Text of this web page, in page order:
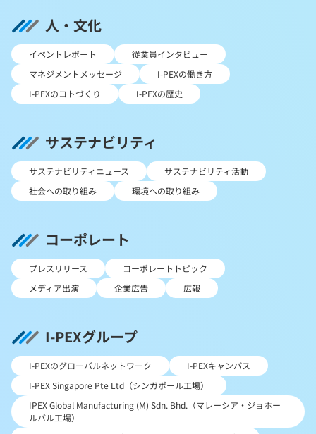
人・文化
イベントレポート
従業員インタビュー
マネジメントメッセージ
I-PEXの働き方
I-PEXのコトづくり
I-PEXの歴史
サステナビリティ
サステナビリティニュース
サステナビリティ活動
社会への取り組み
環境への取り組み
コーポレート
プレスリリース
コーポレートトピック
メディア出演
企業広告 広報
I-PEXグループ
I-PEXのグローバルネットワーク
I-PEXキャンパス
I-PEX Singapore Pte Ltd（シンガポール工場）
IPEX Global Manufacturing (M) Sdn. Bhd.（マレーシア・ジョホー
ルバル工場）